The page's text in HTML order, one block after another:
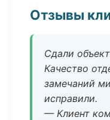
Отзывы
Сдали
Качество
замечаний
исправили.
— Клиент